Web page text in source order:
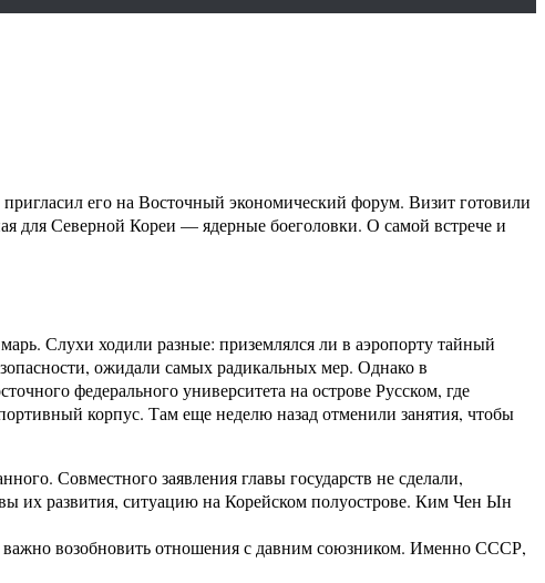
его на Восточный экономический форум. Визит готовили
для Северной Кореи — ядерные боеголовки. О самой встрече и
Слухи ходили разные: приземлялся ли в аэропорту тайный
ожидали самых радикальных мер. Однако в
федерального университета на острове Русском, где
корпус. Там еще неделю назад отменили занятия, чтобы
Совместного заявления главы государств не сделали,
их развития, ситуацию на Корейском полуострове. Ким Чен Ын
важно возобновить отношения с давним союзником. Именно СССР,